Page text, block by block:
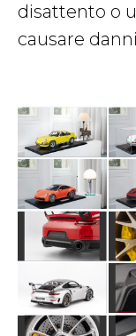
disattento o
causare